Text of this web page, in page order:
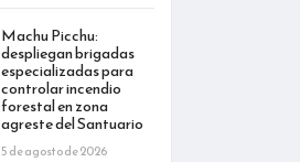
Machu Picchu:
despliegan brigadas
especializadas para
controlar incendio
forestal en zona
agreste del Santuario
5 de agosto de 2026